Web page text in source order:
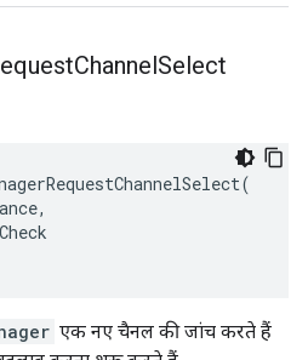
ChannelSelect
(
,
एक नए चैनल की जांच करते हैं